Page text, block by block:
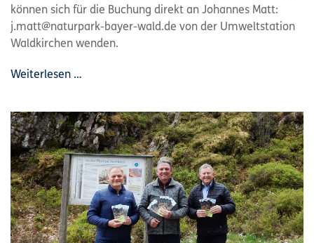
können sich für die Buchung direkt an Johannes Matt:
j.matt@naturpark-bayer-wald.de von der Umweltstation
Waldkirchen wenden.
Weiterlesen …